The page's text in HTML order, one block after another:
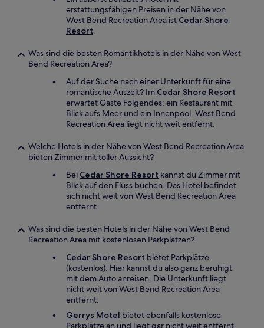
erstattungsfähigen Preisen in der Nähe von
West Bend Recreation Area ist Cedar Shore
Resort.
Was sind die besten Romantikhotels in der Nähe von West
Bend Recreation Area?
Auf der Suche nach einer Unterkunft für eine
romantische Auszeit? Im Cedar Shore Resort
erwartet Gäste Folgendes: ein Restaurant mit
Blick aufs Meer und ein Innenpool. West Bend
Recreation Area liegt nicht weit entfernt.
Welche Hotels in der Nähe von West Bend Recreation Area
bieten Zimmer mit toller Aussicht?
Bei Cedar Shore Resort kannst du Zimmer mit
Blick auf den Fluss buchen. Das Hotel befindet
sich nicht weit von West Bend Recreation Area
entfernt.
Was sind die besten Hotels in der Nähe von West Bend
Recreation Area mit kostenlosen Parkplätzen?
Cedar Shore Resort bietet Parkplätze
(kostenlos). Hier kannst du also ganz beruhigt
mit dem Auto anreisen. Die Unterkunft liegt
nicht weit von West Bend Recreation Area
entfernt.
Gerrys Motel bietet ebenfalls kostenlose
Parkplätze an und liegt gar nicht weit entfernt.